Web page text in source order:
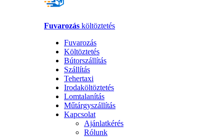
Fuvarozás költöztetés
Fuvarozás
Költöztetés
Bútorszállítás
Szállítás
Tehertaxi
Irodaköltöztetés
Lomtalanítás
Műtárgyszállítás
Kapcsolat
Ajánlatkérés
Rólunk